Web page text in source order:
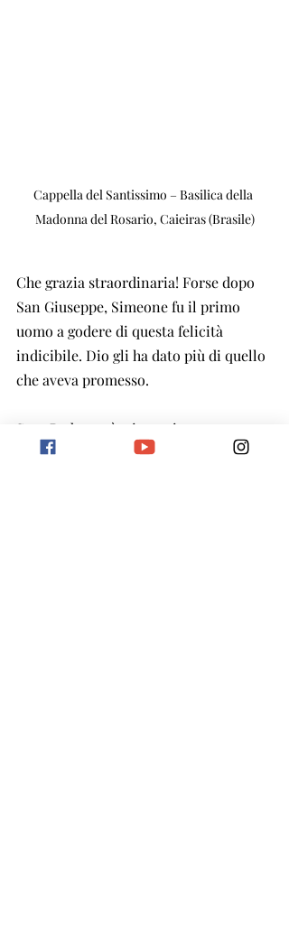
Cappella del Santissimo – Basilica della
Madonna del Rosario, Caieiras (Brasile)
Che grazia straordinaria! Forse dopo
San Giuseppe, Simeone fu il primo
uomo a godere di questa felicità
indicibile. Dio gli ha dato più di quello
che aveva promesso.
San Beda così si esprime su questo
passo: “Quell’uomo ha ricevuto il